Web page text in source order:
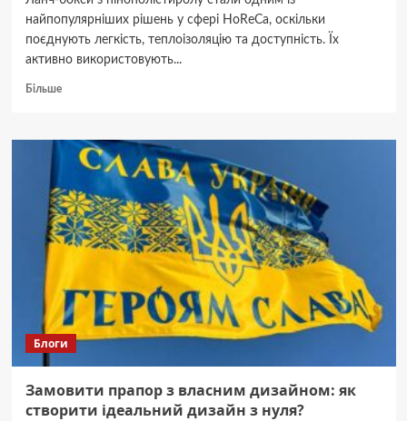
найпопулярніших рішень у сфері HoReCa, оскільки
поєднують легкість, теплоізоляцію та доступність. Їх
активно використовують...
БільшеДокладніше
бокс
пінополістиролу:
ключові
властивості
та
застосуванням
Блоги
Замовити прапор з власним дизайном: як
створити ідеальний дизайн з нуля?